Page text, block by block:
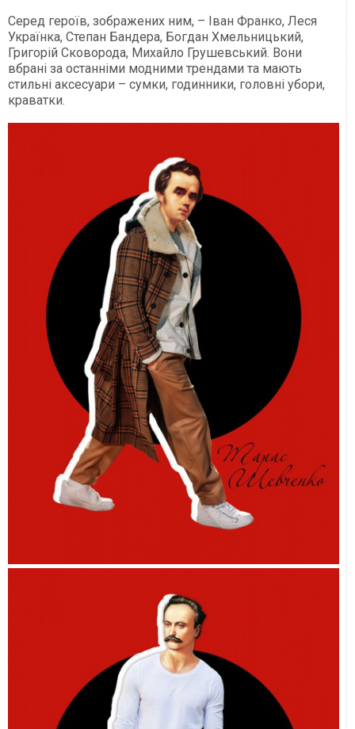
Серед героїв, зображених ним, – Іван Франко, Леся
Українка, Степан Бандера, Богдан Хмельницький,
Григорій Сковорода, Михайло Грушевський. Вони
вбрані за останніми модними трендами та мають
стильні аксесуари – сумки, годинники, головні убори,
краватки.